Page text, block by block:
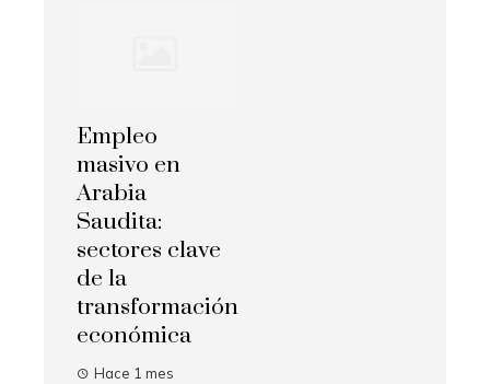
Empleo
masivo en
Arabia
Saudita:
sectores clave
de la
transformación
económica
Hace 1 mes